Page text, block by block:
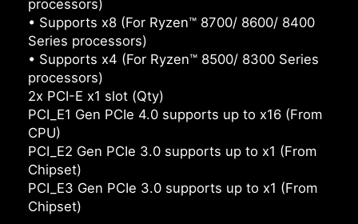
processors)
• Supports x8 (For Ryzen™ 8700/ 8600/ 8400
Series processors)
• Supports x4 (For Ryzen™ 8500/ 8300 Series
processors)
2x PCI-E x1 slot (Qty)
PCI_E1 Gen PCIe 4.0 supports up to x16 (From
CPU)
PCI_E2 Gen PCIe 3.0 supports up to x1 (From
Chipset)
PCI_E3 Gen PCIe 3.0 supports up to x1 (From
Chipset)